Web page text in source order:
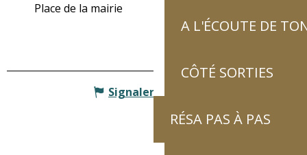
A L'ÉCOUTE DE
CÔTÉ SORTIES
RÉSA PAS À PAS
Place de la mairie
Signaler une erreur